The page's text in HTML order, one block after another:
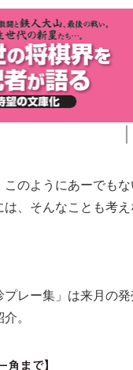
のようにあーでも
、そんなことも考
レー集」は来月の発
。